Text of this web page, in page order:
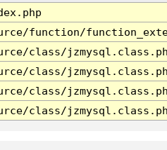
function/
class/
class/
class/
class/